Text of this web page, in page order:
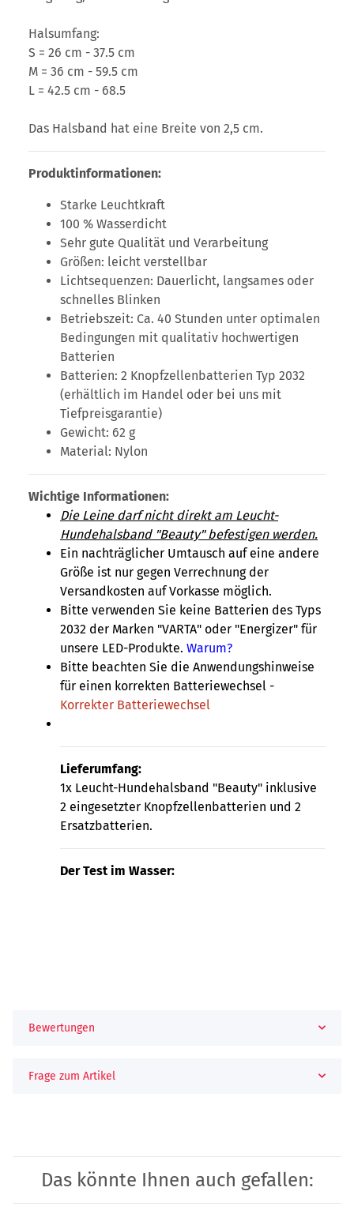
Halsumfang:
S = 26 cm - 37.5 cm
M = 36 cm - 59.5 cm
L = 42.5 cm - 68.5
Das Halsband hat eine Breite von 2,5 cm.
Produktinformationen:
Starke Leuchtkraft
100 % Wasserdicht
Sehr gute Qualität und Verarbeitung
Größen: leicht verstellbar
Lichtsequenzen: Dauerlicht, langsames oder
schnelles Blinken
Betriebszeit: Ca. 40 Stunden unter optimalen
Bedingungen mit qualitativ hochwertigen
Batterien
Batterien: 2 Knopfzellenbatterien Typ 2032
(erhältlich im Handel oder bei uns mit
Tiefpreisgarantie)
Gewicht: 62 g
Material: Nylon
Wichtige Informationen:
Die Leine darf nicht direkt am Leucht-
Hundehalsband "Beauty" befestigen werden.
Ein nachträglicher Umtausch auf eine andere
Größe ist nur gegen Verrechnung der
Versandkosten auf Vorkasse möglich.
Bitte verwenden Sie keine Batterien des Typs
2032 der Marken "VARTA" oder "Energizer" für
unsere LED-Produkte. Warum?
Bitte beachten Sie die Anwendungshinweise
für einen korrekten Batteriewechsel -
Korrekter Batteriewechsel
Lieferumfang:
1x Leucht-Hundehalsband "Beauty" inklusive
2 eingesetzter Knopfzellenbatterien und 2
Ersatzbatterien.
Der Test im Wasser:
Bewertungen
Frage zum Artikel
Das könnte Ihnen auch gefallen: